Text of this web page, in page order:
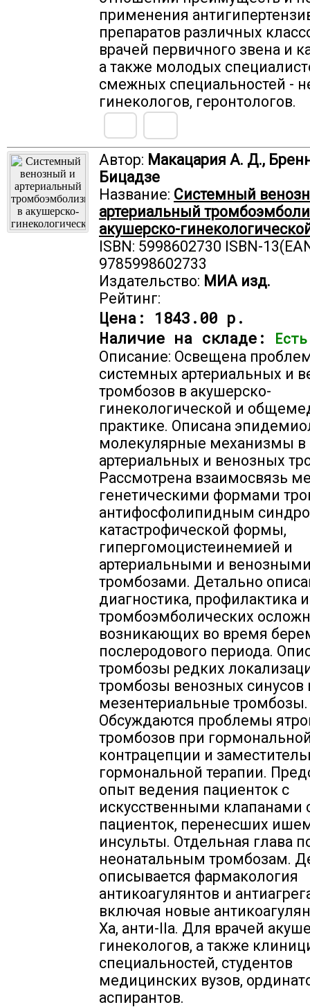
применения
препаратов различных
врачей первичного звена и
а также молодых
смежных специальностей -
гинекологов, геронтологов.
Автор: Макацария А. Д.,
Бицадзе
Название: Системный
артериальный
акушерско-
ISBN: 5998602730 ISBN-
9785998602733
Издательство: МИА изд.
Рейтинг:
Цена: 1843.00 р.
Наличие на складе:
Есть
Описание: Освещена
системных артериальных и
тромбозов в акушерско-
гинекологической и
практике. Описана
молекулярные механизмы в
артериальных и венозных
Рассмотрена взаимосвязь
генетическими формами
антифосфолипидным
катастрофической формы,
гипергомоцистеинемией и
артериальными и
тромбозами. Детально
диагностика, профилактика
тромбоэмболических
возникающих во время
послеродового периода.
тромбозы редких
тромбозы венозных синусов
мезентериальные тромбозы.
Обсуждаются проблемы
тромбозов при
контрацепции и
гормональной терапии.
опыт ведения пациенток с
искусственными клапанами
пациенток, перенесших
инсульты. Отдельная глава
неонатальным тромбозам.
описывается фармакология
антикоагулянтов и
включая новые
Ха, анти-IIа. Для врачей
гинекологов, а также
специальностей, студентов
медицинских вузов,
аспирантов.